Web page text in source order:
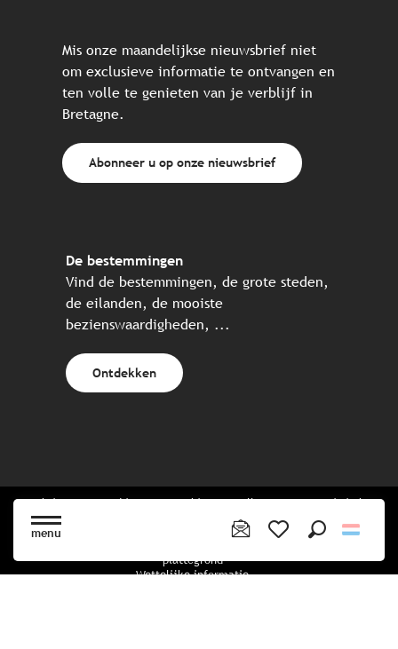
menu
Mis onze maandelijkse nieuwsbrief niet
om exclusieve informatie te ontvangen en
ten volle te genieten van je verblijf in
Bretagne.
Abonneer u op onze nieuwsbrief
De bestemmingen
Vind de bestemmingen, de grote steden,
de eilanden, de mooiste
bezienswaardigheden, ...
Ontdekken
Website gecreëerd in samenwerking met alle Bretonse toeristische
plattegrond
Wettelijke informatie